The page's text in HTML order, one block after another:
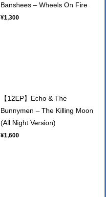
Banshees – Wheels On Fire
¥1,300
【12EP】Echo & The
Bunnymen – The Killing Moon
(All Night Version)
¥1,600